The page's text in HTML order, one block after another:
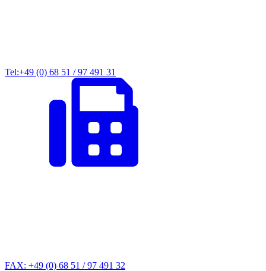
Tel:+49 (0) 68 51 / 97 491 31
FAX: +49 (0) 68 51 / 97 491 32